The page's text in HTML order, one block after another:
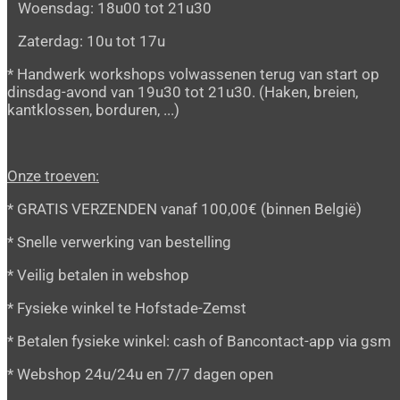
Woensdag: 18u00 tot 21u30
Zaterdag: 10u tot 17u
* Handwerk workshops volwassenen terug van start op
dinsdag-avond van 19u30 tot 21u30. (Haken, breien,
kantklossen, borduren, ...)
Onze troeven:
* GRATIS VERZENDEN vanaf 100,00€ (binnen België)
* Snelle verwerking van bestelling
* Veilig betalen in webshop
* Fysieke winkel te Hofstade-Zemst
* Betalen fysieke winkel: cash of Bancontact-app via gsm
* Webshop 24u/24u en 7/7 dagen open